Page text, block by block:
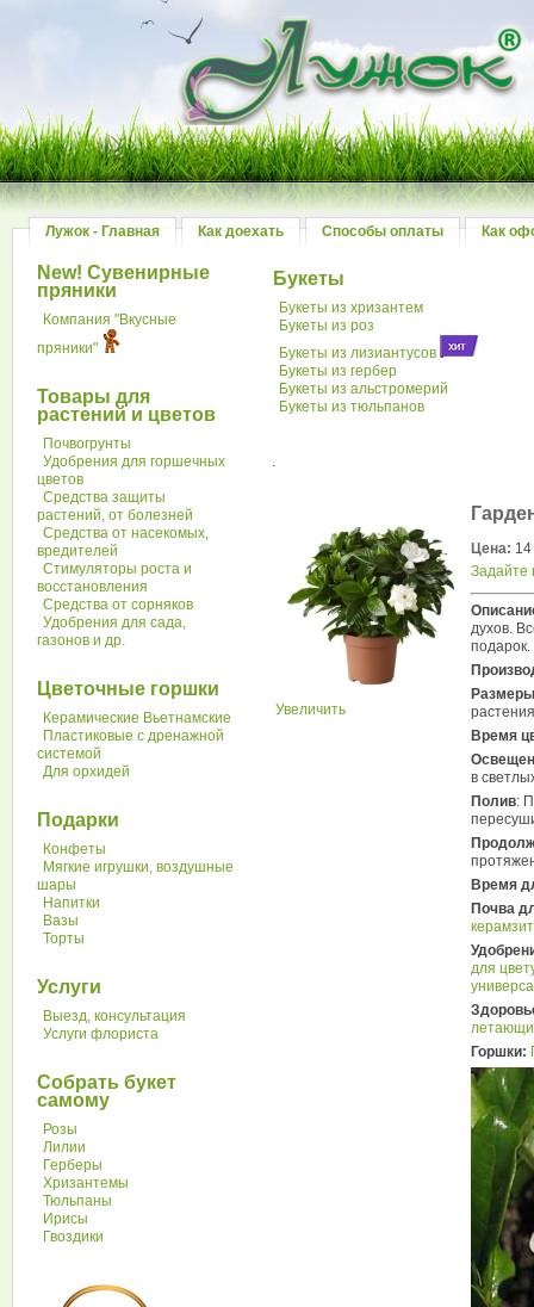
Лужок - Главная Как доехать Способы оплаты Как
New! Сувенирные
пряники
Компания "Вкусные
пряники"
Товары для
растений и цветов
Почвогрунты
Удобрения для горшечных
цветов
Средства защиты
растений, от болезней
Средства от насекомых,
вредителей
Стимуляторы роста и
восстановления
Средства от сорняков
Удобрения для сада,
газонов и др.
Цветочные горшки
Керамические Вьетнамские
Пластиковые с дренажной
системой
Для орхидей
Подарки
Конфеты
Мягкие игрушки, воздушные
шары
Напитки
Вазы
Торты
Услуги
Выезд, консультация
Услуги флориста
Собрать букет
самому
Розы
Лилии
Герберы
Хризантемы
Тюльпаны
Ирисы
Гвоздики
Букеты
Букеты из хризантем
Букеты из роз
Букеты из лизиантусов
Букеты из гербер
Букеты из альстромерий
Букеты из тюльпанов
.
Увеличить
Цена: 14
Задайте
духов.
подарок.
Время
в
Полив:
Время
Почва
для
Горшки: